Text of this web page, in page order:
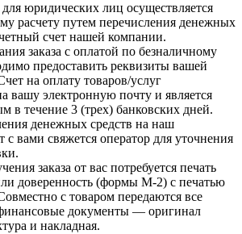
юридических лиц осуществляется
расчету путем перечисления денежных
счет нашей компании.
заказа с оплатой по безналичному
предоставить реквизиты вашей
на оплату товаров/услуг
вашу электронную почту и является
в течение 3 (трех) банковских дней.
денежных средств на наш
с вами свяжется оператор для уточнения
заказа от вас потребуется печать
доверенность (формы М-2) с печатью
с товаром передаются все
документы — оригинал
и накладная.